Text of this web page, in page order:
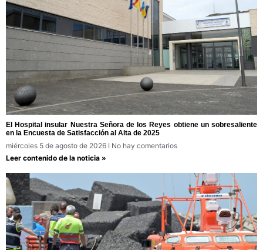
El Hospital insular Nuestra Señora de los Reyes obtiene un sobresaliente
en la Encuesta de Satisfacción al Alta de 2025
miércoles 5 de agosto de 2026
No hay comentarios
Leer contenido de la noticia »